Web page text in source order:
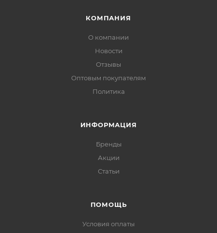
КОМПАНИЯ
О компании
Новости
Отзывы
Оптовым покупателям
Политика
ИНФОРМАЦИЯ
Бренды
Акции
Статьи
ПОМОЩЬ
Условия оплаты